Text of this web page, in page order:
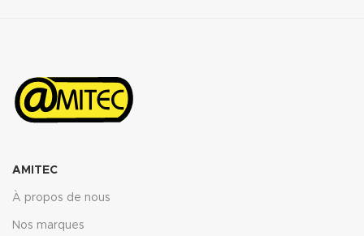
AMITEC
À propos de nous
Nos marques